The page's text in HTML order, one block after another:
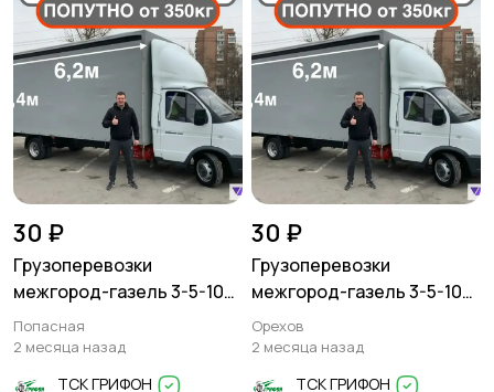
30 ₽
Грузоперевозки
межгород-газель 3-5-10
тонн
Попасная
2 месяца назад
ТСК ГРИФОН
30 ₽
Грузоперевозки
межгород-газель 3-5-10
тонн
Орехов
2 месяца назад
ТСК ГРИФОН